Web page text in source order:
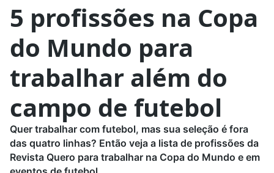
5 profissões na Copa
do Mundo para
trabalhar além do
campo de futebol
Quer trabalhar com futebol, mas sua seleção é fora
das quatro linhas? Então veja a lista de profissões da
Revista Quero para trabalhar na Copa do Mundo e em